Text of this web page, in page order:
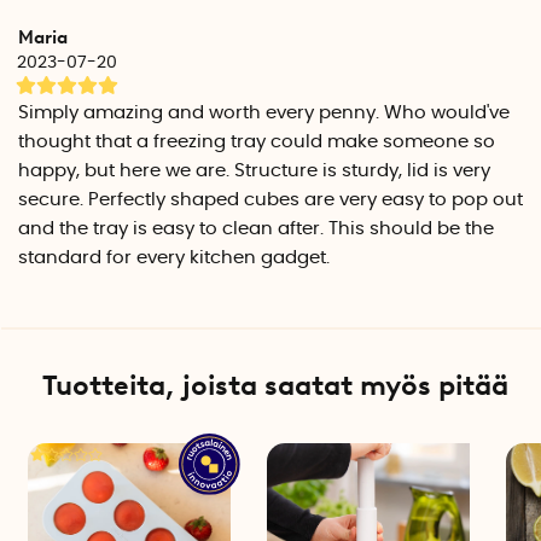
se uuniin. Huom! Kansi ei ole lämmönkestävä, joten älä laita
sitä uuniin.
Pakastusmuotti kolmessa eri koossa
Souper Cubes -pakastusmuottia on saatavana kolmessa eri
mallissa. Valitse malli sen mukaan, miten suuria annoskokoja
haluat pakastaa.
Pakastusmuotti ruoalle, 0,5 cup (n. 125 ml)
Pakastusmuotissa on 6 lokeroa, joiden tilavuus on 0,5 cup-
Lokeroiden määrä: 6 kpl
Mitat: 29,8 cm x 14,5 cm x 5,5 cm
Täyttömitat: 0,25 cup (50 ml) 0,5 cup (125 ml)
Pakastusmuotti ruoalle, 1 cup (n. 250 ml)
Pakastusmuotissa on 4 lokeroa, joiden tilavuus on 1 cup-
Maria
2023-07-20
Simply amazing and worth every penny. Who would've
thought that a freezing tray could make someone so
happy, but here we are. Structure is sturdy, lid is very
secure. Perfectly shaped cubes are very easy to pop out
and the tray is easy to clean after. This should be the
standard for every kitchen gadget.
Tuotteita, joista saatat myös pitää